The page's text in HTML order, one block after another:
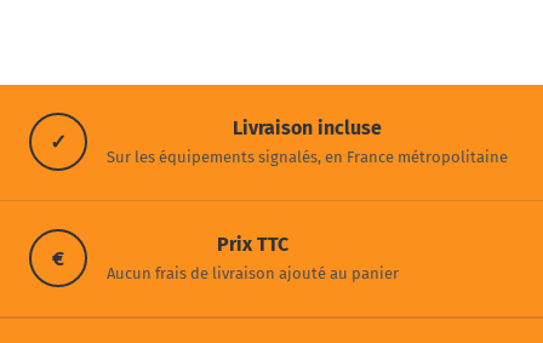
✓
Livraison incluse
Sur les équipements signalés, en France métropolitaine
€
Prix TTC
Aucun frais de livraison ajouté au panier